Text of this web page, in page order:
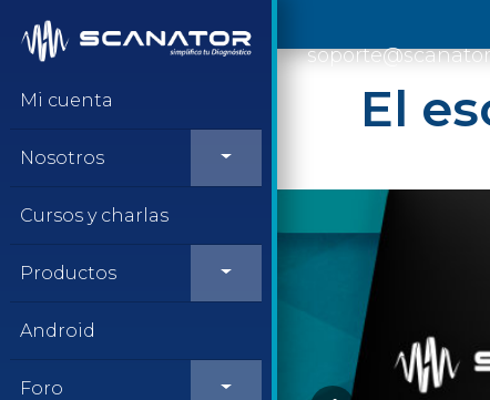
Saltar al contenido
Mi cuenta
Nosotros
Cursos y charlas
Productos
Android
Foro
El